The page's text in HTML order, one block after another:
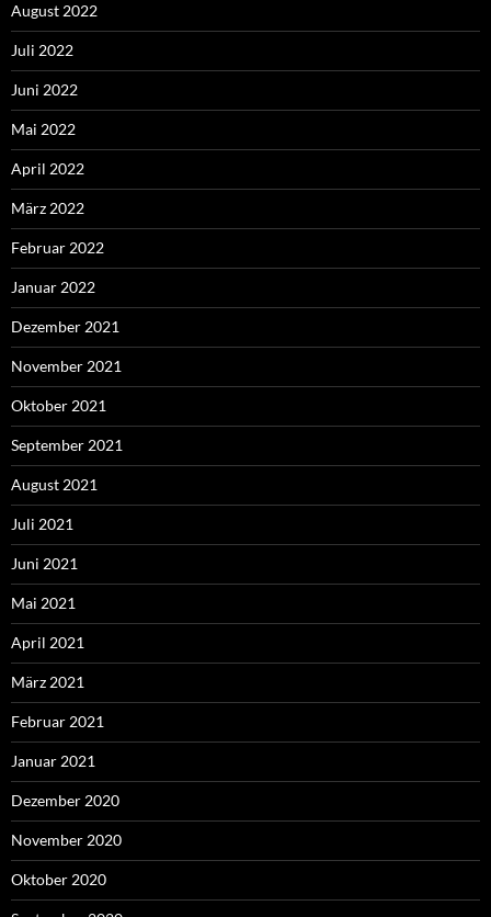
August 2022
Juli 2022
Juni 2022
Mai 2022
April 2022
März 2022
Februar 2022
Januar 2022
Dezember 2021
November 2021
Oktober 2021
September 2021
August 2021
Juli 2021
Juni 2021
Mai 2021
April 2021
März 2021
Februar 2021
Januar 2021
Dezember 2020
November 2020
Oktober 2020